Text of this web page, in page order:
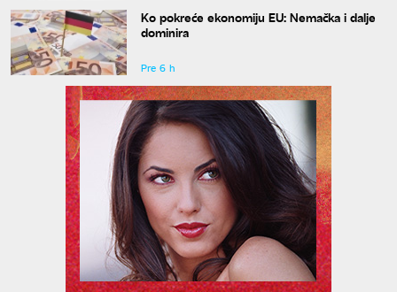
Ko pokreće ekonomiju EU: Nemačka i dalje
dominira
Pre 6 h